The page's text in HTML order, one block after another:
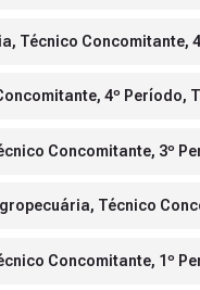
Técnico Concomitante,
4º Período,
Concomitante, 3º
Técnico
Concomitante, 1º